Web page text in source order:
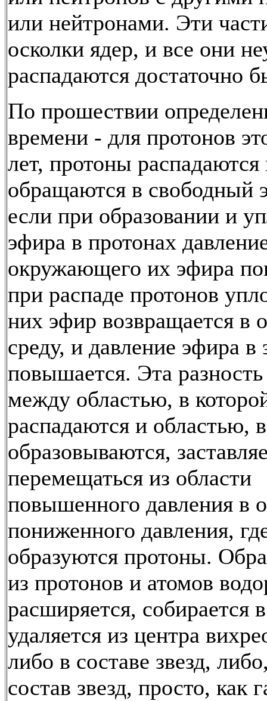
или нейтронами. Эти
осколки ядер, и все они
распадаются достаточно
По прошествии
времени - для протонов
лет, протоны распадаются
обращаются в свободный
если при образовании и
эфира в протонах
окружающего их эфира
при распаде протонов
них эфир возвращается
среду, и давление эфира в
повышается. Эта
между областью, в
распадаются и областью,
образовываются,
перемещаться из области
повышенного давления в
пониженного давления,
образуются протоны.
из протонов и атомов
расширяется, собирается
удаляется из центра
либо в составе звезд,
состав звезд, просто, как